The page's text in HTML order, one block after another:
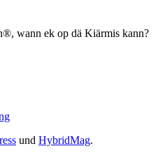
wann ek op dä Kiärmis kann?
und HybridMag.